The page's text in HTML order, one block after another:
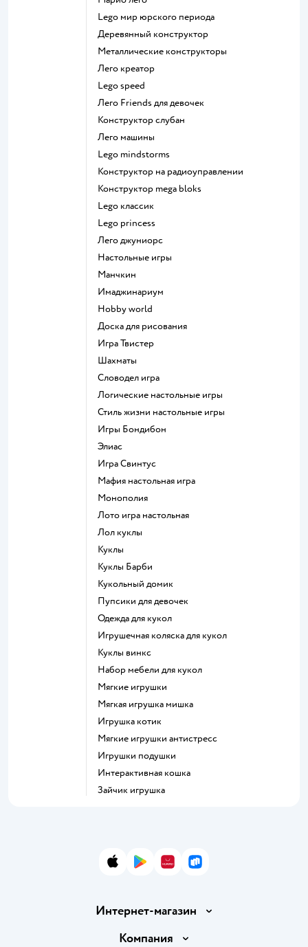
Lego мир юрского периода
Деревянный конструктор
Металлические конструкторы
Лего креатор
Lego speed
Лего Friends для девочек
Конструктор слубан
Лего машины
Lego mindstorms
Конструктор на радиоуправлении
Конструктор mega bloks
Lego классик
Lego princess
Лего джуниорс
Настольные игры
Манчкин
Имаджинариум
Hobby world
Доска для рисования
Игра Твистер
Шахматы
Словодел игра
Логические настольные игры
Стиль жизни настольные игры
Игры Бондибон
Элиас
Игра Свинтус
Мафия настольная игра
Монополия
Лото игра настольная
Лол куклы
Куклы
Куклы Барби
Кукольный домик
Пупсики для девочек
Одежда для кукол
Игрушечная коляска для кукол
Куклы винкс
Набор мебели для кукол
Мягкие игрушки
Мягкая игрушка мишка
Игрушка котик
Мягкие игрушки антистресс
Игрушки подушки
Интерактивная кошка
Зайчик игрушка
App StoreGoogle Play
AppGallery
RuStore
Интернет-магазин
Доставка и оплата
Компания